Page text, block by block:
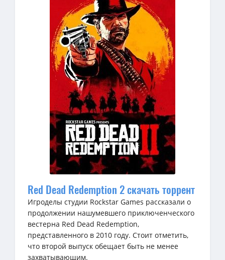
Red Dead Redemption 2 скачать торрент
Игроделы студии Rockstar Games рассказали о
продолжении нашумевшего приключенческого
вестерна Red Dead Redemption,
представленного в 2010 году. Стоит отметить,
что второй выпуск обещает быть не менее
захватывающим.